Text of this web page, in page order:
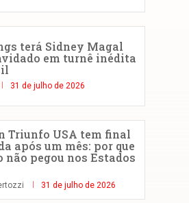
terá Sidney Magal
em turnê inédita
31 de julho de 2026
Triunfo USA tem final
após um mês: por que
não pegou nos Estados
31 de julho de 2026